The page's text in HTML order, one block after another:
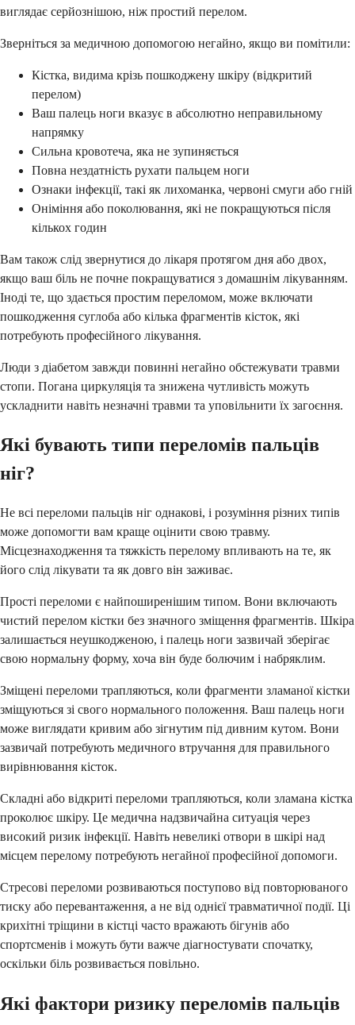
виглядає серйознішою, ніж простий перелом.
Зверніться за медичною допомогою негайно, якщо ви помітили:
Кістка, видима крізь пошкоджену шкіру (відкритий
перелом)
Ваш палець ноги вказує в абсолютно неправильному
напрямку
Сильна кровотеча, яка не зупиняється
Повна нездатність рухати пальцем ноги
Ознаки інфекції, такі як лихоманка, червоні смуги або гній
Оніміння або поколювання, які не покращуються після
кількох годин
Вам також слід звернутися до лікаря протягом дня або двох,
якщо ваш біль не почне покращуватися з домашнім лікуванням.
Іноді те, що здається простим переломом, може включати
пошкодження суглоба або кілька фрагментів кісток, які
потребують професійного лікування.
Люди з діабетом завжди повинні негайно обстежувати травми
стопи. Погана циркуляція та знижена чутливість можуть
ускладнити навіть незначні травми та уповільнити їх загоєння.
Які бувають типи переломів пальців
ніг?
Не всі переломи пальців ніг однакові, і розуміння різних типів
може допомогти вам краще оцінити свою травму.
Місцезнаходження та тяжкість перелому впливають на те, як
його слід лікувати та як довго він заживає.
Прості переломи є найпоширенішим типом. Вони включають
чистий перелом кістки без значного зміщення фрагментів. Шкіра
залишається неушкодженою, і палець ноги зазвичай зберігає
свою нормальну форму, хоча він буде болючим і набряклим.
Зміщені переломи трапляються, коли фрагменти зламаної кістки
зміщуються зі свого нормального положення. Ваш палець ноги
може виглядати кривим або зігнутим під дивним кутом. Вони
зазвичай потребують медичного втручання для правильного
вирівнювання кісток.
Складні або відкриті переломи трапляються, коли зламана кістка
проколює шкіру. Це медична надзвичайна ситуація через
високий ризик інфекції. Навіть невеликі отвори в шкірі над
місцем перелому потребують негайної професійної допомоги.
Стресові переломи розвиваються поступово від повторюваного
тиску або перевантаження, а не від однієї травматичної події. Ці
крихітні тріщини в кістці часто вражають бігунів або
спортсменів і можуть бути важче діагностувати спочатку,
оскільки біль розвивається повільно.
Які фактори ризику переломів пальців